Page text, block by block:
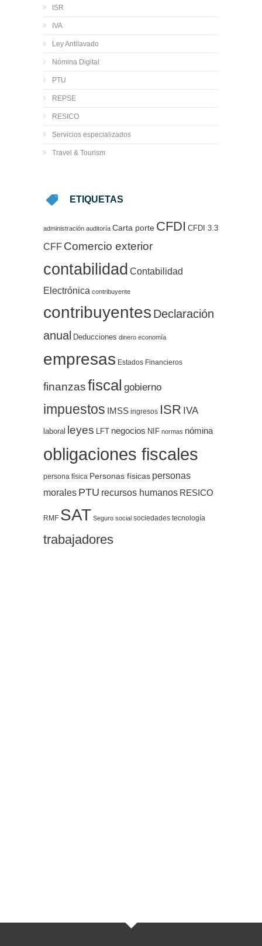
ISR
IVA
Ley Antilavado
Nómina Digital
PTU
REPSE
RESICO
Servicios especializados
Travel & Tourism
ETIQUETAS
administración auditoría Carta porte CFDI CFDI 3.3
CFF Comercio exterior
contabilidad Contabilidad
Electrónica contribuyente
contribuyentes Declaración
anual Deducciones dinero economía
empresas Estados Financieros
finanzasfiscal gobierno
impuestos IMSS ingresos ISR IVA
laboral leyes LFT negocios NIF normas nómina
obligaciones fiscales
persona física Personas físicas personas
morales PTU recursos humanos RESICO
RMF SAT Seguro social sociedades tecnología
trabajadores